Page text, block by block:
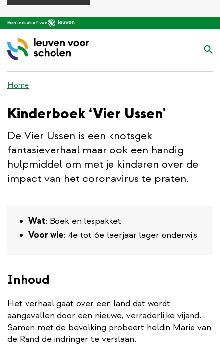
Overslaan
naar
de
inhoud
gaan
Een initiatief van
Home
Kinderboek ‘Vier Ussen'
De Vier Ussen is een knotsgek
fantasieverhaal maar ook een handig
hulpmiddel om met je kinderen over de
impact van het coronavirus te praten.
Wat: Boek en lespakket
Voor wie: 4e tot 6e leerjaar lager onderwijs
Inhoud
Het verhaal gaat over een land dat wordt
aangevallen door een nieuwe, verraderlijke vijand.
Samen met de bevolking probeert heldin Marie van
de Rand de indringer te verslaan.